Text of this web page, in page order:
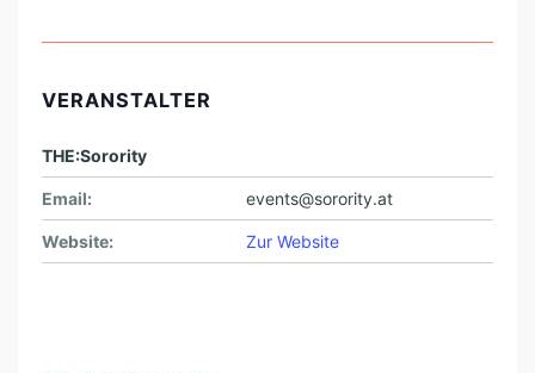
VERANSTALTER
THE:Sorority
Email: events@sorority.at
Website: Zur Website